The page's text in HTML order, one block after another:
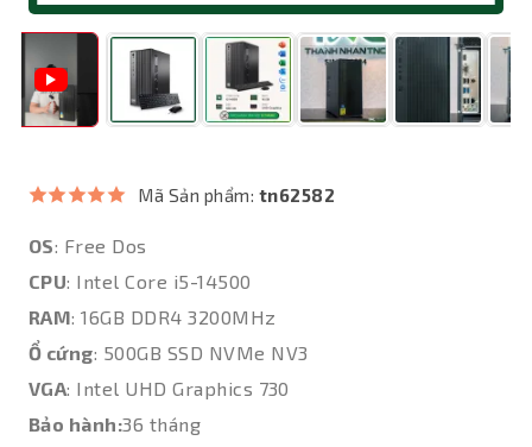
Mã Sản phẩm: tn62582
OS: Free Dos
CPU: Intel Core i5-14500
RAM: 16GB DDR4 3200MHz
Ổ cứng: 500GB SSD NVMe NV3
VGA: Intel UHD Graphics 730
Bảo hành:36 tháng